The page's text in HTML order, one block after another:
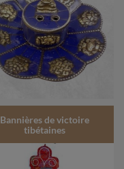
Bannières de victoire
tibétaines